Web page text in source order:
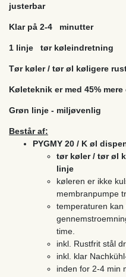
justerbar
Klar på 2-4 minutter
1 linje tør køleindretning
Tør køler / tør øl køligere
Køleteknik er med 45%
Grøn linje - miljøvenlig
Består af:
PYGMY 20 / K øl
tør køler / tør øl
linje
køleren er ikke
membranpumpe
temperaturen kan
time.
inkl. Rustfrit stål
inkl. klar
inden for 2-4 min